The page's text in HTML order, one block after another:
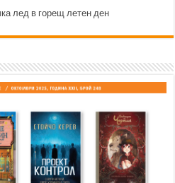
лед в горещ летен ден